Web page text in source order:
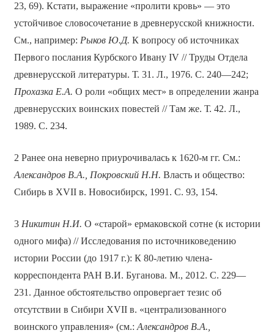
23, 69). Кстати, выражение «пролити кровь» — это
устойчивое словосочетание в древнерусской книжности.
См., например: Рыков Ю.Д. К вопросу об источниках
Первого послания Курбского Ивану IV // Труды Отдела
древнерусской литературы. Т. 31. Л., 1976. С. 240—242;
Прохазка Е.А. О роли «общих мест» в определении жанра
древнерусских воинских повестей // Там же. Т. 42. Л.,
1989. С. 234.
2 Ранее она неверно приурочивалась к 1620-м гг. См.:
Александров В.А., Покровский Н.Н. Власть и общество:
Сибирь в XVII в. Новосибирск, 1991. С. 93, 154.
3 Никитин Н.И. О «старой» ермаковской сотне (к истории
одного мифа) // Исследования по источниковедению
истории России (до 1917 г.): К 80-летию члена-
корреспондента РАН В.И. Буганова. М., 2012. С. 229—
231. Данное обстоятельство опровергает тезис об
отсутствии в Сибири XVII в. «централизованного
воинского управления» (см.: Александров В.А.,